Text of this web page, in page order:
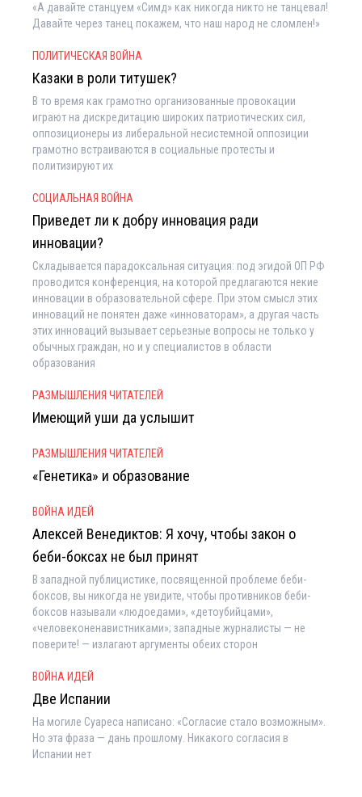
«А давайте станцуем «Симд» как никогда никто не танцевал!
Давайте через танец покажем, что наш народ не сломлен!»
ПОЛИТИЧЕСКАЯ ВОЙНА
Казаки в роли титушек?
В то время как грамотно организованные провокации
играют на дискредитацию широких патриотических сил,
оппозиционеры из либеральной несистемной оппозиции
грамотно встраиваются в социальные протесты и
политизируют их
СОЦИАЛЬНАЯ ВОЙНА
Приведет ли к добру инновация ради
инновации?
Складывается парадоксальная ситуация: под эгидой ОП РФ
проводится конференция, на которой предлагаются некие
инновации в образовательной сфере. При этом смысл этих
инноваций не понятен даже «инноваторам», а другая часть
этих инноваций вызывает серьезные вопросы не только у
обычных граждан, но и у специалистов в области
образования
РАЗМЫШЛЕНИЯ ЧИТАТЕЛЕЙ
Имеющий уши да услышит
РАЗМЫШЛЕНИЯ ЧИТАТЕЛЕЙ
«Генетика» и образование
ВОЙНА ИДЕЙ
Алексей Венедиктов: Я хочу, чтобы закон о
беби-боксах не был принят
В западной публицистике, посвященной проблеме беби-
боксов, вы никогда не увидите, чтобы противников беби-
боксов называли «людоедами», «детоубийцами»,
«человеконенавистниками»; западные журналисты — не
поверите! — излагают аргументы обеих сторон
ВОЙНА ИДЕЙ
Две Испании
На могиле Суареса написано: «Согласие стало возможным».
Но эта фраза — дань прошлому. Никакого согласия в
Испании нет